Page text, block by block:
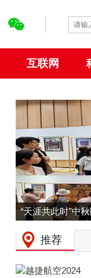
互联网
“天涯共此时”中
术特展 在大阪
成功举行
推荐